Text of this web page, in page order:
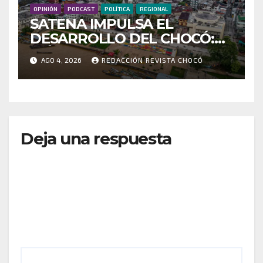
OPINIÓN PODCAST POLÍTICA REGIONAL
SATENA IMPULSA EL
DESARROLLO DEL CHOCÓ:
MÁS DE 35 MIL PASAJEROS
MOVILIZADOS Y NUEVAS
RUTAS FORTALECEN LA
AGO 4, 2026 REDACCIÓN REVISTA CHOCÓ
Deja una respuesta